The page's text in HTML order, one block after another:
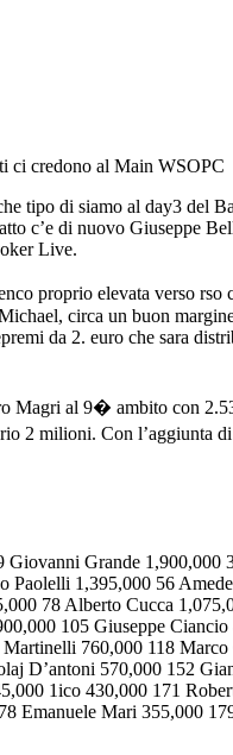
ci credono al Main WSOPC
tipo di siamo al day3 del
c’e di nuovo Giuseppe
Live.
proprio elevata verso rso
circa un buon
da 2. euro che sara
Magri al 9� ambito con
2 milioni. Con
Grande
1,395,000 56
78 Alberto Cucca
105 Giuseppe
760,000 118
D’antoni 570,000 152
1ico 430,000 171
Emanuele Mari 355,000